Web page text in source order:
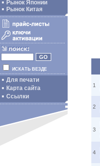
Рынок Японии
Рынок Китая
ИСКАТЬ ВЕЗДЕ
Для печати
Карта сайта
Ссылки
1
2
3
4